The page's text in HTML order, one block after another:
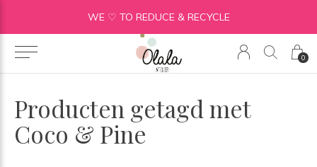
0
WE ♡ TO REDUCE & RECYCLE
Producten getagd met
Coco & Pine